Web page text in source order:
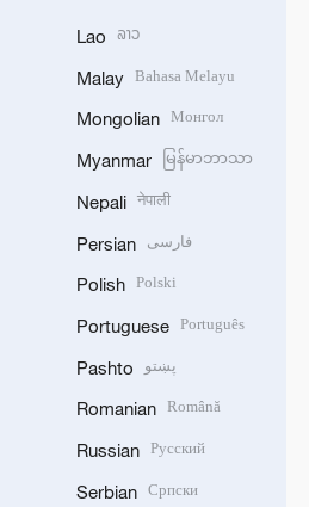
Lao ລາວ
Malay Bahasa Melayu
Mongolian Монгол
Myanmar မြန်မာဘာသာ
Nepali नेपाली
Persian فارسی
Polish Polski
Portuguese Português
Pashto پښتو
Romanian Română
Russian Русский
Serbian Српски